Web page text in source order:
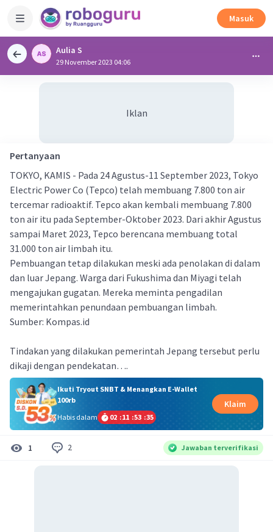
Masuk
Aulia S
29 November 2023 04:06
Iklan
Pertanyaan
TOKYO, KAMIS - Pada 24 Agustus-11 September 2023, Tokyo
Electric Power Co (Tepco) telah membuang 7.800 ton air
tercemar radioaktif. Tepco akan kembali membuang 7.800
ton air itu pada September-Oktober 2023. Dari akhir Agustus
sampai Maret 2023, Tepco berencana membuang total
31.000 ton air limbah itu.
Pembuangan tetap dilakukan meski ada penolakan di dalam
dan luar Jepang. Warga dari Fukushima dan Miyagi telah
mengajukan gugatan. Mereka meminta pengadilan
memerintahkan penundaan pembuangan limbah.
Sumber: Kompas.id
Tindakan yang dilakukan pemerintah Jepang tersebut perlu
dikaji dengan pendekatan….
Ikuti Tryout SNBT & Menangkan E-Wallet
100rb
Habis dalam
02 :11 :53 :35
Klaim
1 2 Jawaban terverifikasi